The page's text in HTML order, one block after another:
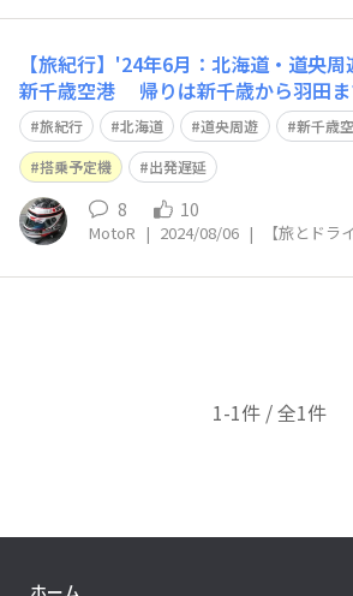
【旅紀行】'24年6月：北海道・道央
新千歳空港 帰りは新千歳から羽田まで その前に、HON
DAレンタリースにVEZELを返却😃 色
り、約束の2時間前に返却しました。 最近、飛行機には
ツキがなく 搭乗予定機の遅延や欠航
さて、今回は？ やっ
旅紀行 北海道 道央周遊 新千歳
搭乗予定機
出発遅延
8 10
MotoR | 2024/08/06 | 【旅とドラ
1-1件 / 全1件
ホーム